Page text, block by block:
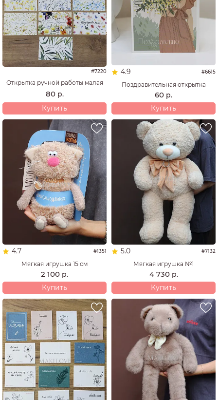
#7220
Открытка ручной работы малая
80 р.
Купить
4.9 #6615
Поздравительная открытка
60 р.
Купить
4.7 #1351
Мягкая игрушка 15 см
2 100 р.
Купить
5.0 #7132
Мягкая игрушка №1
4 730 р.
Купить